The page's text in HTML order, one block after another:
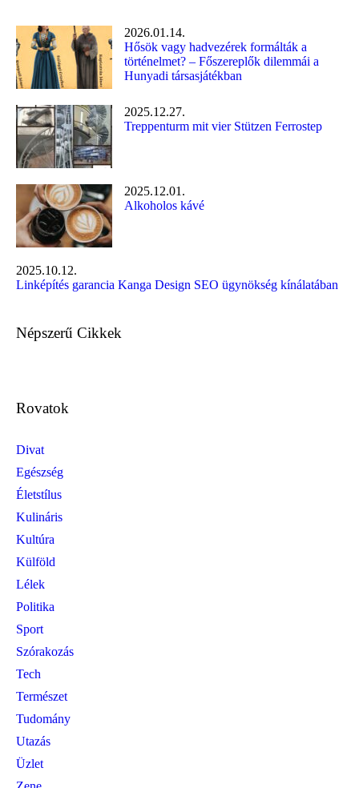
2026.01.14.
Hősök vagy hadvezérek formálták a
történelmet? – Főszereplők dilemmái a
Hunyadi társasjátékban
2025.12.27.
Treppenturm mit vier Stützen Ferrostep
2025.12.01.
Alkoholos kávé
2025.10.12.
Linképítés garancia Kanga Design SEO ügynökség kínálatában
Népszerű Cikkek
Rovatok
Divat
Egészség
Életstílus
Kulináris
Kultúra
Külföld
Lélek
Politika
Sport
Szórakozás
Tech
Természet
Tudomány
Utazás
Üzlet